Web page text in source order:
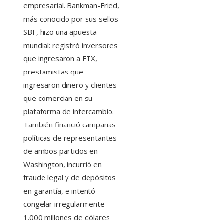
empresarial. Bankman-Fried,
más conocido por sus sellos
SBF, hizo una apuesta
mundial: registró inversores
que ingresaron a FTX,
prestamistas que
ingresaron dinero y clientes
que comercian en su
plataforma de intercambio.
También financió campañas
políticas de representantes
de ambos partidos en
Washington, incurrió en
fraude legal y de depósitos
en garantía, e intentó
congelar irregularmente
1.000 millones de dólares